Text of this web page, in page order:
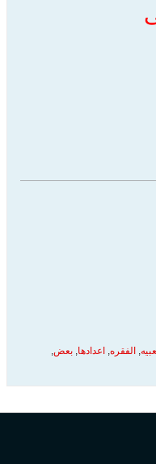
, الفقره, اعدادها, بعض,